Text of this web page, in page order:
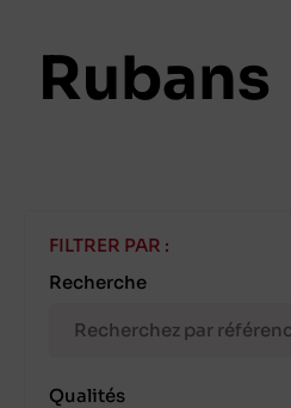
Rubans
FILTRER PAR :
Recherche
Qualités